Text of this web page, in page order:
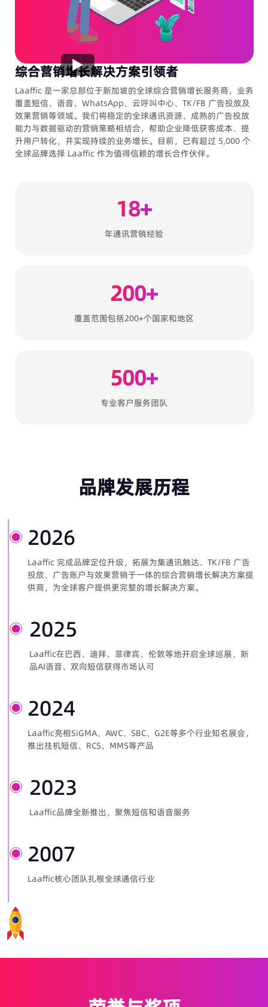
综合营销增长解决方案引领者
Laaffic 是一家总部位于新加坡的全球综合营销增长服务商，业务
覆盖短信、语音、WhatsApp、云呼叫中心、TK/FB 广告投放及
效果营销等领域。我们将稳定的全球通讯资源、成熟的广告投放
能力与数据驱动的营销策略相结合，帮助企业降低获客成本、提
升用户转化，并实现持续的业务增长。目前，已有超过 5,000 个
全球品牌选择 Laaffic 作为值得信赖的增长合作伙伴。
18+
年通讯营销经验
200+
覆盖范围包括200+个国家和地区
500+
专业客户服务团队
品牌发展历程
2026
Laaffic 完成品牌定位升级，拓展为集通讯触达、TK/FB 广告
投放、广告账户与效果营销于一体的综合营销增长解决方案提
供商，为全球客户提供更完整的增长解决方案。
2025
Laaffic在巴西、迪拜、菲律宾、伦敦等地开启全球巡展，新
品AI语音、双向短信获得市场认可
2024
Laaffic亮相SiGMA、AWC、SBC、G2E等多个行业知名展会，
推出挂机短信、RCS、MMS等产品
2023
Laaffic品牌全新推出，聚焦短信和语音服务
2007
Laaffic核心团队扎根全球通信行业